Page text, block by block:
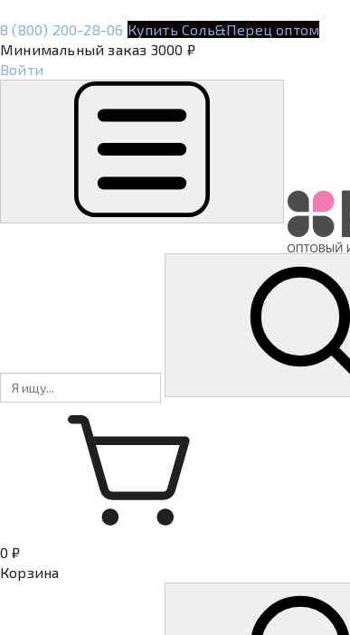
8 (800) 200-28-06 Купить Соль&Перец оптом
Минимальный заказ 3000 ₽
Войти
0 ₽
Корзина